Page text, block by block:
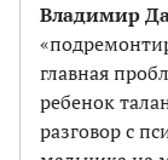
Владимир
главная
ребенок
разговор с